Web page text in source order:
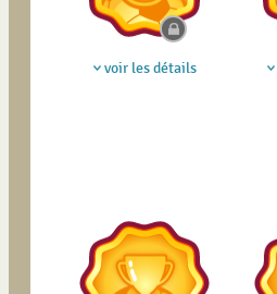
voir les détails